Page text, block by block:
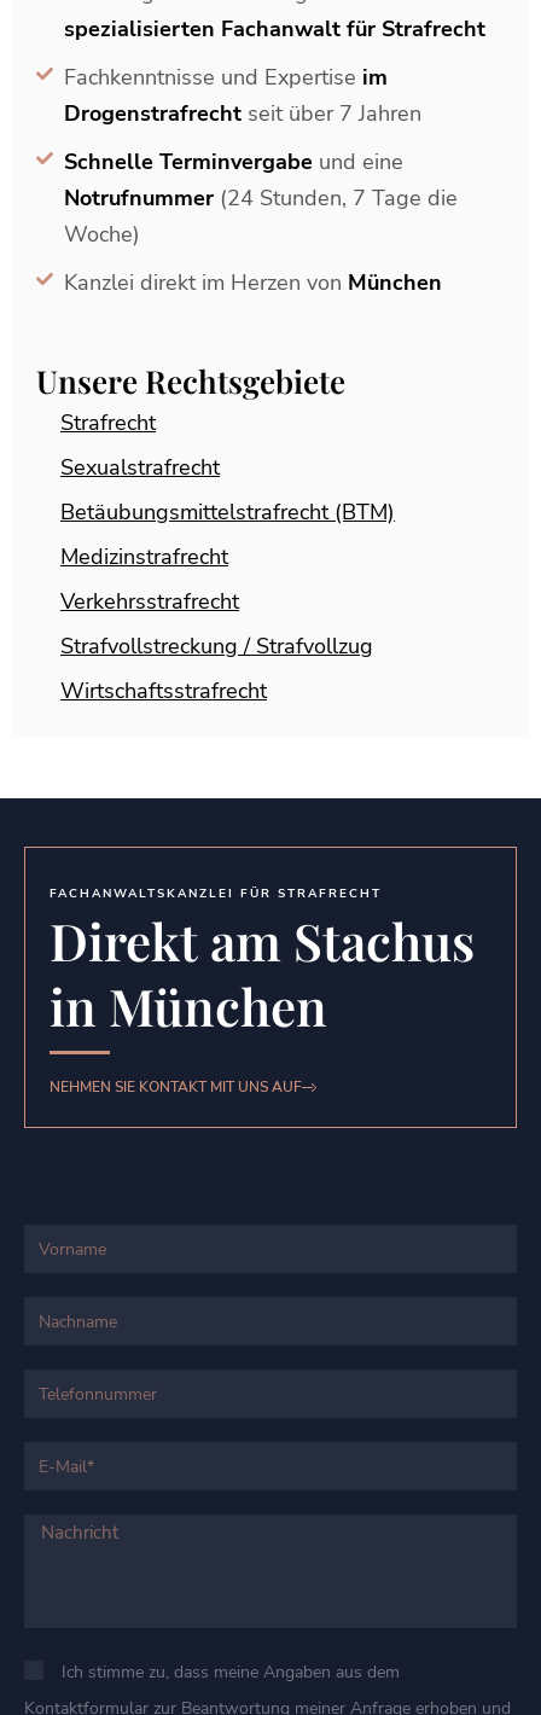
spezialisierten Fachanwalt für Strafrecht
Fachkenntnisse und Expertise im
Drogenstrafrechtseit über 7 Jahren
Schnelle Terminvergabeund eine
Notrufnummer(24 Stunden, 7 Tage die
Woche)
Kanzlei direkt im Herzen von München
Unsere Rechtsgebiete
Strafrecht
Sexualstrafrecht
Betäubungsmittelstrafrecht (BTM)
Medizinstrafrecht
Verkehrsstrafrecht
Strafvollstreckung / Strafvollzug
Wirtschaftsstrafrecht
FACHANWALTSKANZLEI FÜR STRAFRECHT
Direkt am Stachus
in München
NEHMEN SIE KONTAKT MIT UNS AUF
Ich stimme zu, dass meine Angaben aus dem
Kontaktformular zur Beantwortung meiner Anfrage erhoben und